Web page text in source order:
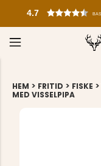
BASERAT PÅ 3128 BETYG
HEM > FRITID > FISKE >
MED VISSELPIPA